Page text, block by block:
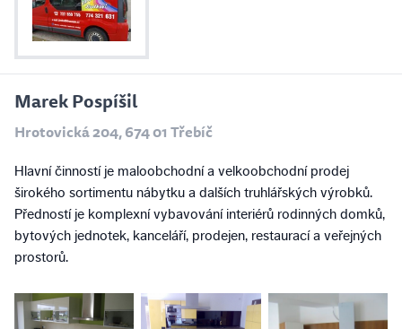
Marek Pospíšil
Hrotovická 204, 674 01 Třebíč
Hlavní činností je maloobchodní a velkoobchodní prodej
širokého sortimentu nábytku a dalších truhlářských výrobků.
Předností je komplexní vybavování interiérů rodinných domků,
bytových jednotek, kanceláří, prodejen, restaurací a veřejných
prostorů.